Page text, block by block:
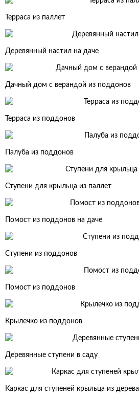
Терраса из паллет
Деревянный настил на даче
Дачный дом с верандой из поддонов
Терраса из поддонов
Палуба из поддонов
Ступени для крыльца из паллет
Помост из поддонов на даче
Ступени из поддонов
Помост из поддонов
Крылечко из поддонов
Деревянные ступени в саду
Каркас для ступеней крыльца из дерева